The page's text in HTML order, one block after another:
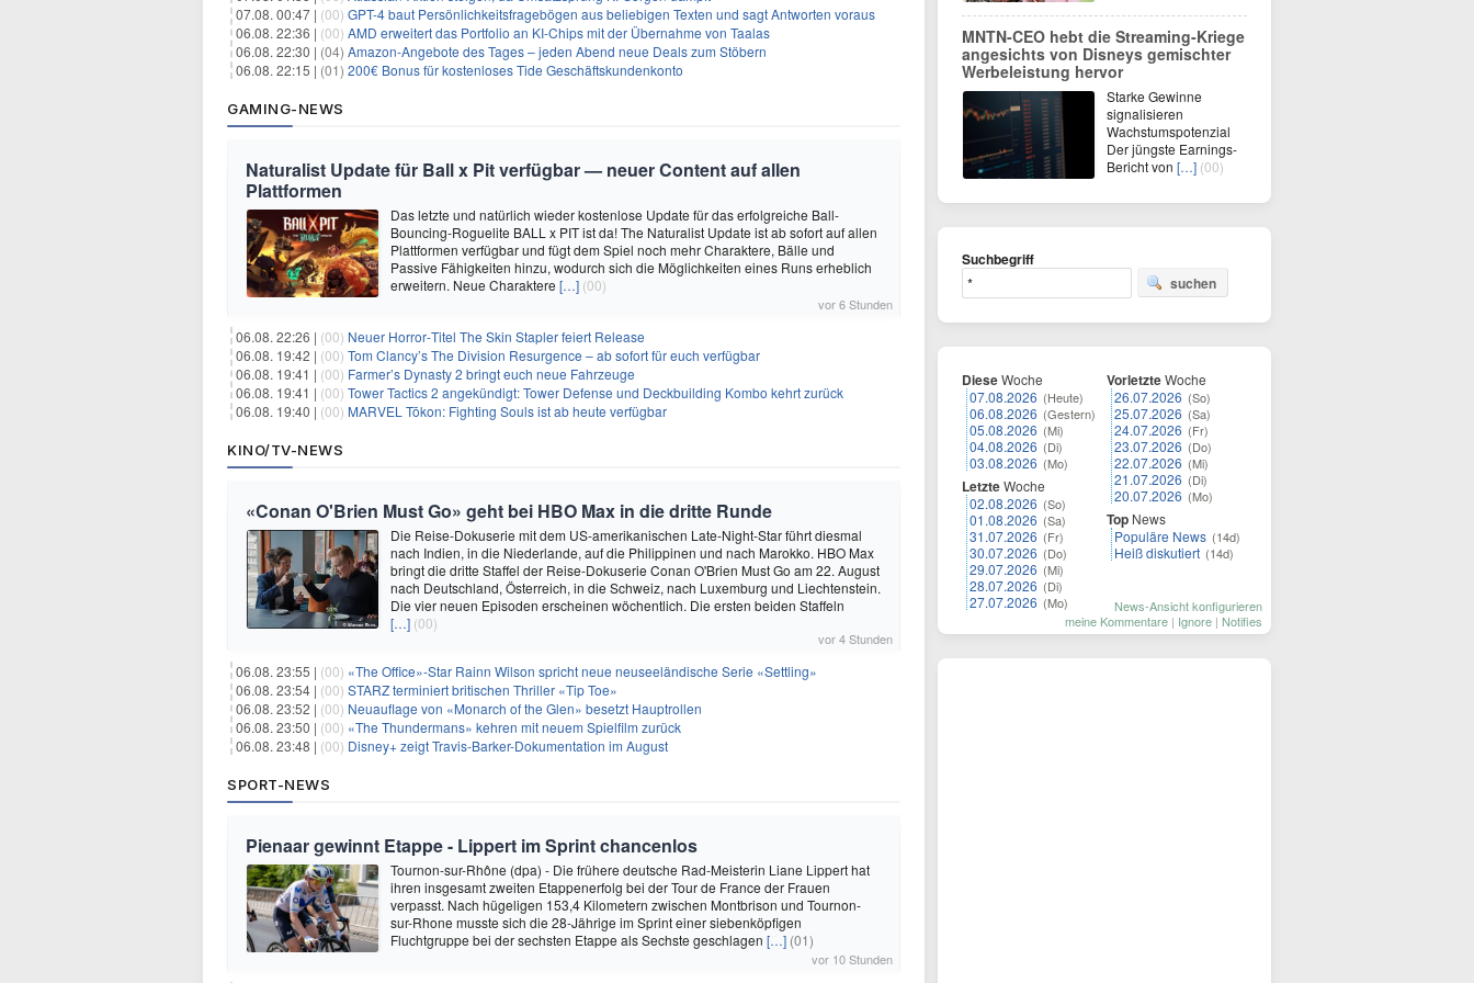
07.08. 00:47 | (00) GPT-4 baut Persönlichkeitsfragebögen aus beliebigen Texten und sagt Antworten voraus
06.08. 22:36 | (00) AMD erweitert das Portfolio an KI-Chips mit der Übernahme von Taalas
06.08. 22:30 | (04) Amazon-Angebote des Tages – jeden Abend neue Deals zum Stöbern
06.08. 22:15 | (01) 200€ Bonus für kostenloses Tide Geschäftskundenkonto
GAMING-NEWS
Naturalist Update für Ball x Pit verfügbar — neuer Content auf allen
Plattformen
Das letzte und natürlich wieder kostenlose Update für das erfolgreiche Ball-
Bouncing-Roguelite BALL x PIT ist da! The Naturalist Update ist ab sofort auf allen
Plattformen verfügbar und fügt dem Spiel noch mehr Charaktere, Bälle und
Passive Fähigkeiten hinzu, wodurch sich die Möglichkeiten eines Runs erheblich
erweitern. Neue Charaktere […] (00)
vor 6 Stunden
06.08. 22:26 | (00) Neuer Horror‑Titel The Skin Stapler feiert Release
06.08. 19:42 | (00) Tom Clancy’s The Division Resurgence – ab sofort für euch verfügbar
06.08. 19:41 | (00) Farmer’s Dynasty 2 bringt euch neue Fahrzeuge
06.08. 19:41 | (00) Tower Tactics 2 angekündigt: Tower Defense und Deckbuilding Kombo kehrt zurück
06.08. 19:40 | (00) MARVEL Tōkon: Fighting Souls ist ab heute verfügbar
KINO/TV-NEWS
«Conan O'Brien Must Go» geht bei HBO Max in die dritte Runde
Die Reise-Dokuserie mit dem US-amerikanischen Late-Night-Star führt diesmal
nach Indien, in die Niederlande, auf die Philippinen und nach Marokko. HBO Max
bringt die dritte Staffel der Reise-Dokuserie Conan O'Brien Must Go am 22. August
nach Deutschland, Österreich, in die Schweiz, nach Luxemburg und Liechtenstein.
Die vier neuen Episoden erscheinen wöchentlich. Die ersten beiden Staffeln
[…] (00)
vor 4 Stunden
06.08. 23:55 | (00) «The Office»-Star Rainn Wilson spricht neue neuseeländische Serie «Settling»
06.08. 23:54 | (00) STARZ terminiert britischen Thriller «Tip Toe»
06.08. 23:52 | (00) Neuauflage von «Monarch of the Glen» besetzt Hauptrollen
06.08. 23:50 | (00) «The Thundermans» kehren mit neuem Spielfilm zurück
06.08. 23:48 | (00) Disney+ zeigt Travis-Barker-Dokumentation im August
SPORT-NEWS
Pienaar gewinnt Etappe - Lippert im Sprint chancenlos
Tournon-sur-Rhône (dpa) - Die frühere deutsche Rad-Meisterin Liane Lippert hat
ihren insgesamt zweiten Etappenerfolg bei der Tour de France der Frauen
verpasst. Nach hügeligen 153,4 Kilometern zwischen Montbrison und Tournon-
sur-Rhone musste sich die 28-Jährige im Sprint einer siebenköpfigen
Fluchtgruppe bei der sechsten Etappe als Sechste geschlagen […] (01)
vor 10 Stunden
MNTN-CEO hebt die Streaming-Kriege
angesichts von Disneys gemischter
Werbeleistung hervor
Starke Gewinne
signalisieren
Wachstumspotenzial
Der jüngste Earnings-
Bericht von […] (00)
Suchbegriff
suchen
DieseWoche
07.08.2026 (Heute)
06.08.2026 (Gestern)
05.08.2026 (Mi)
04.08.2026 (Di)
03.08.2026 (Mo)
LetzteWoche
02.08.2026 (So)
01.08.2026 (Sa)
31.07.2026 (Fr)
30.07.2026 (Do)
29.07.2026 (Mi)
28.07.2026 (Di)
27.07.2026 (Mo)
VorletzteWoche
26.07.2026 (So)
25.07.2026 (Sa)
24.07.2026 (Fr)
23.07.2026 (Do)
22.07.2026 (Mi)
21.07.2026 (Di)
20.07.2026 (Mo)
Top News
Populäre News (14d)
Heiß diskutiert (14d)
News-Ansicht konfigurieren
meine Kommentare | Ignore | Notifies